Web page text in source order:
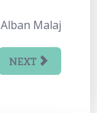
Malaj
NEXT